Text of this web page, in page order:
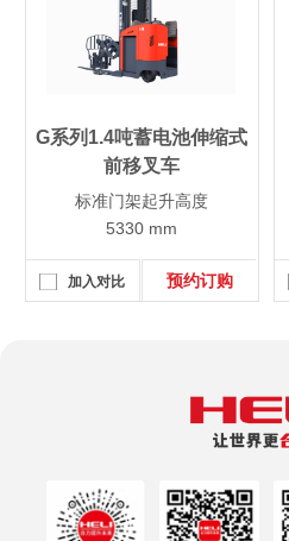
G系列1.4吨蓄电池伸缩式
前移叉车
标准门架起升高度
5330 mm
加入对比 预约订购